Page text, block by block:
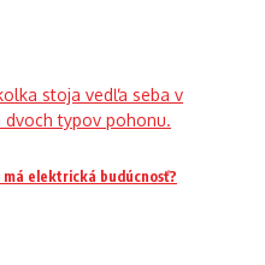
elektrická budúcnosť?